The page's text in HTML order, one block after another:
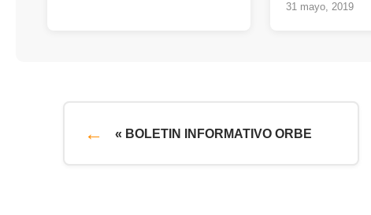
31 mayo, 2019
« BOLETIN INFORMATIVO ORBE